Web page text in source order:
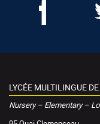
LYCÉE MULTILINGUE
Nursery – Elementary –